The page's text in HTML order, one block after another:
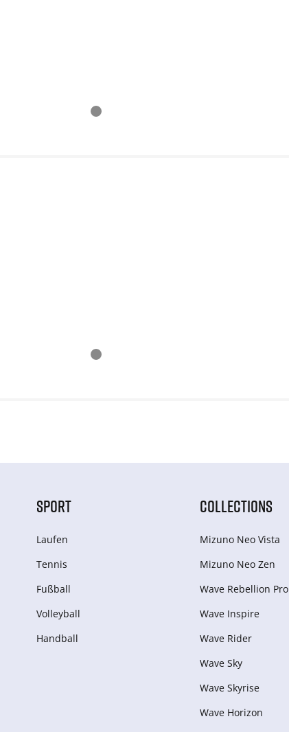
SPORT
Laufen
Tennis
Fußball
Volleyball
Handball
COLLECTIONS
Mizuno Neo Vista
Mizuno Neo Zen
Wave Rebellion Pro
Wave Inspire
Wave Rider
Wave Sky
Wave Skyrise
Wave Horizon